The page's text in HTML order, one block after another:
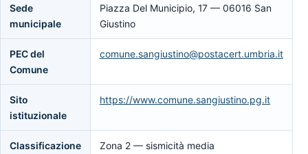
Sede
municipale
Piazza Del Municipio, 17 — 06016 San
Giustino
PEC del
Comune
comune.sangiustino@postacert.umbria.it
Sito
istituzionale
https://www.comune.sangiustino.pg.it
Classificazione
Zona 2 — sismicità media